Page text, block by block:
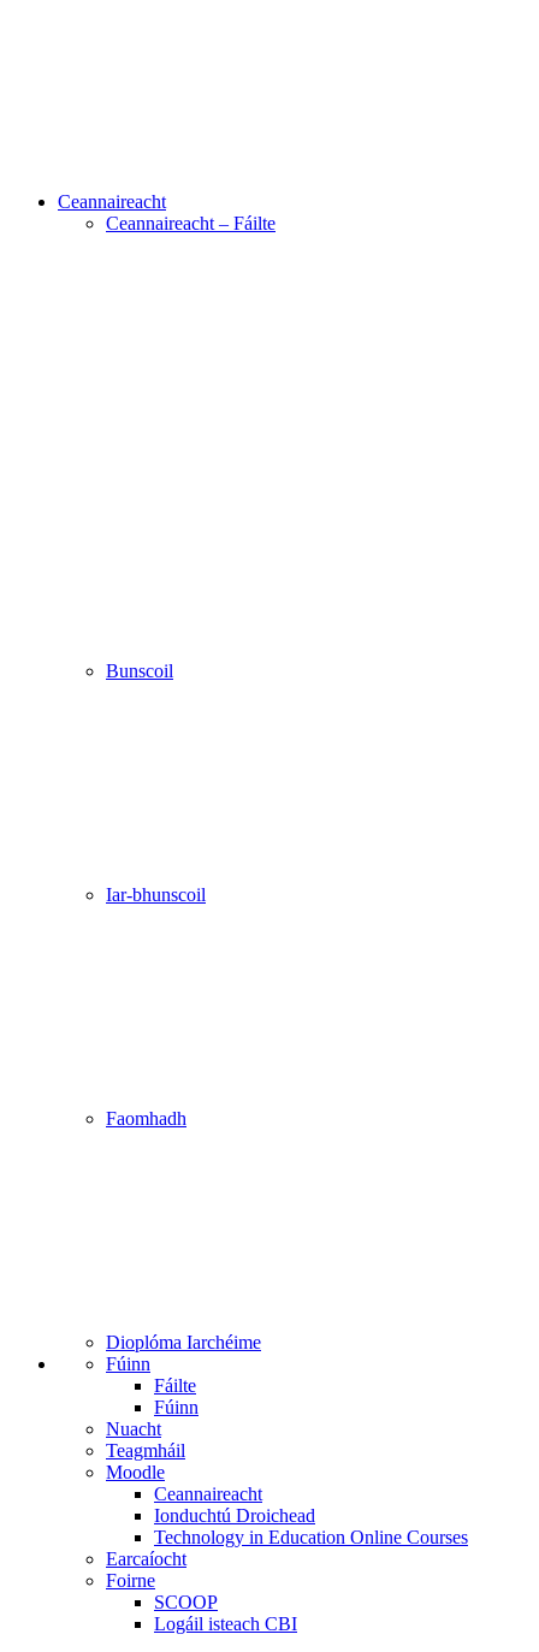
Ceannaireacht
Ceannaireacht – Fáilte
Bunscoil
Iar-bhunscoil
Faomhadh
Dioplóma Iarchéime
Fúinn
Fáilte
Fúinn
Nuacht
Teagmháil
Moodle
Ceannaireacht
Ionduchtú Droichead
Technology in Education Online Courses
Earcaíocht
Foirne
SCOOP
Logáil isteach CBI